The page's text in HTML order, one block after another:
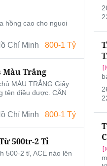
hồng cao cho nguoi
Chí Minh 800-1 Tỷ
Màu Trắng
MÀU TRẮNG Giấy
tên điều được. CẦN
Chí Minh 800-1 Tỷ
500tr-2 Tỉ
500-2 tỉ, ACE nào lên